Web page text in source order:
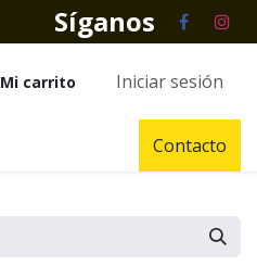
Síganos
Mi carrito Iniciar sesión
Contacto